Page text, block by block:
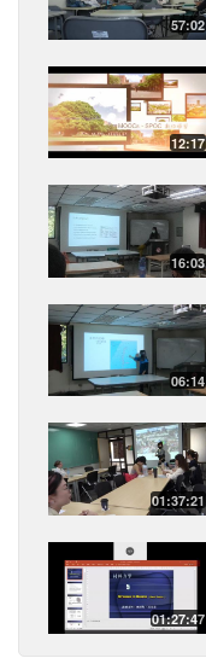
57:02
12:17
16:03
06:14
01:37:21
01:27:47